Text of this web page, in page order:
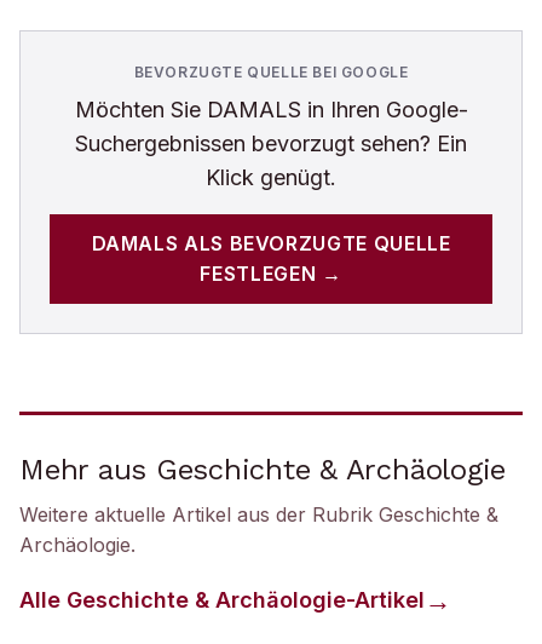
BEVORZUGTE QUELLE BEI GOOGLE
Möchten Sie DAMALS in Ihren Google-
Suchergebnissen bevorzugt sehen? Ein
Klick genügt.
DAMALS ALS BEVORZUGTE QUELLE
FESTLEGEN →
Mehr aus Geschichte & Archäologie
Weitere aktuelle Artikel aus der Rubrik Geschichte &
Archäologie.
Alle Geschichte & Archäologie-Artikel